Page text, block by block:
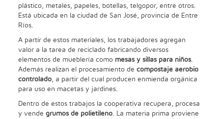
plástico, metales, papeles, botellas, telgopor, entre otros.
Está ubicada en la ciudad de San José, provincia de Entre
Ríos.
A partir de estos materiales, los trabajadores agregan
valor a la tarea de reciclado fabricando diversos
elementos de mueblería como mesas y sillas para niños.
Además realizan el procesamiento decompostaje aerobio
controlado, a partir del cual producen enmienda orgánica
para uso en macetas y jardines.
Dentro de estos trabajos la cooperativa recupera, procesa
y vendegrumos de polietileno. La materia prima proviene